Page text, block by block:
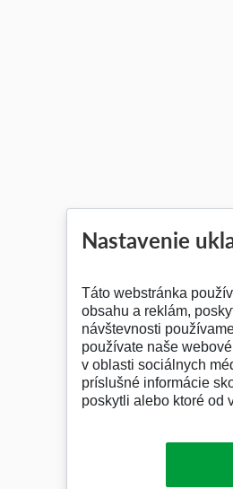
Nastavenie
Táto webstránka
obsahu a reklám,
návštevnosti
používate naše
v oblasti sociálnych
príslušné informácie
poskytli alebo ktoré od